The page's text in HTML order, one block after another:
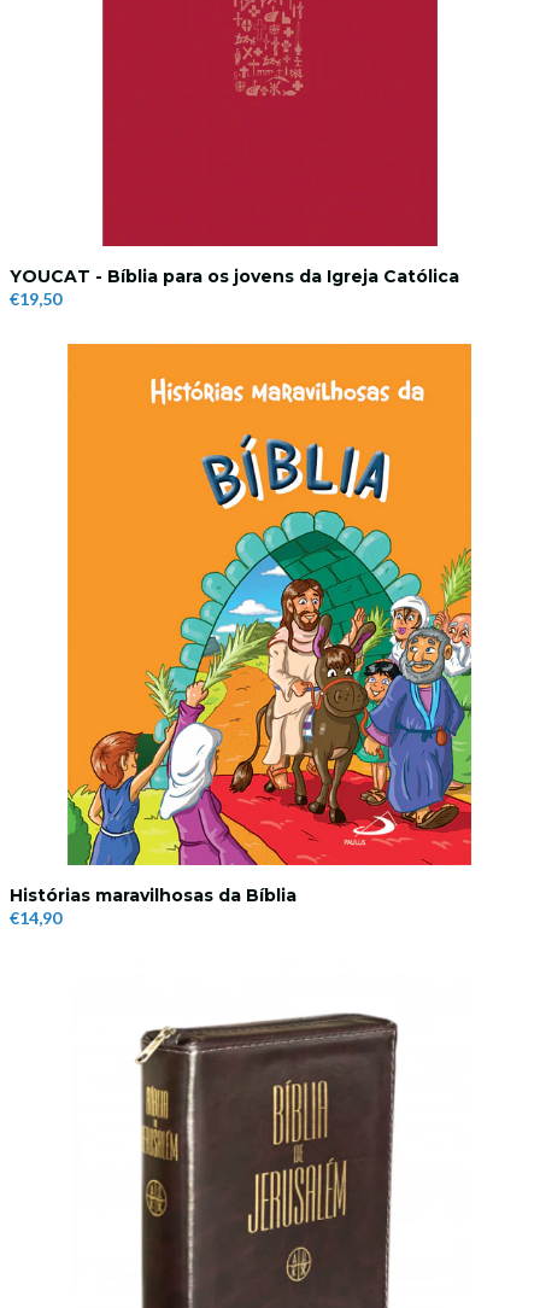
YOUCAT - Bíblia para os jovens da Igreja Católica
€19,50
Histórias maravilhosas da Bíblia
€14,90